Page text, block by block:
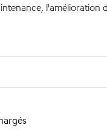
l'amélioration